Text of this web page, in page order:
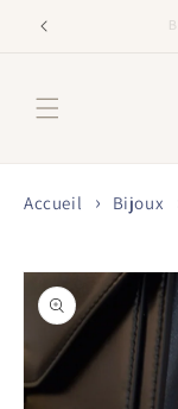
passer
Accueil Bijoux
Passer aux
informations
produits